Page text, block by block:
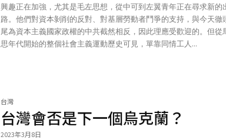
興趣正在加強，尤其是毛左思想，從中可到左翼青年正在尋求新的
路。他們對資本剝削的反對、對基層勞動者鬥爭的支持，與今天徹
尾為資本主義國家政權的中共截然相反，因此理應受歡迎的。但從
思年代開始的整個社會主義運動歷史可見，單靠同情工人...
台灣
台灣會否是下一個烏克蘭？
2023年3月8日